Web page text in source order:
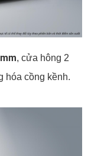
, cửa hông 2
hóa cồng kềnh.